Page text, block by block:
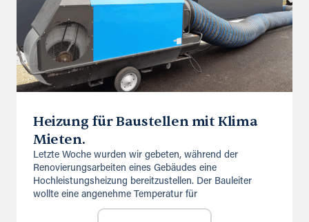
Heizung für Baustellen mit Klima
Mieten.
Letzte Woche wurden wir gebeten, während der
Renovierungsarbeiten eines Gebäudes eine
Hochleistungsheizung bereitzustellen. Der Bauleiter
wollte eine angenehme Temperatur für